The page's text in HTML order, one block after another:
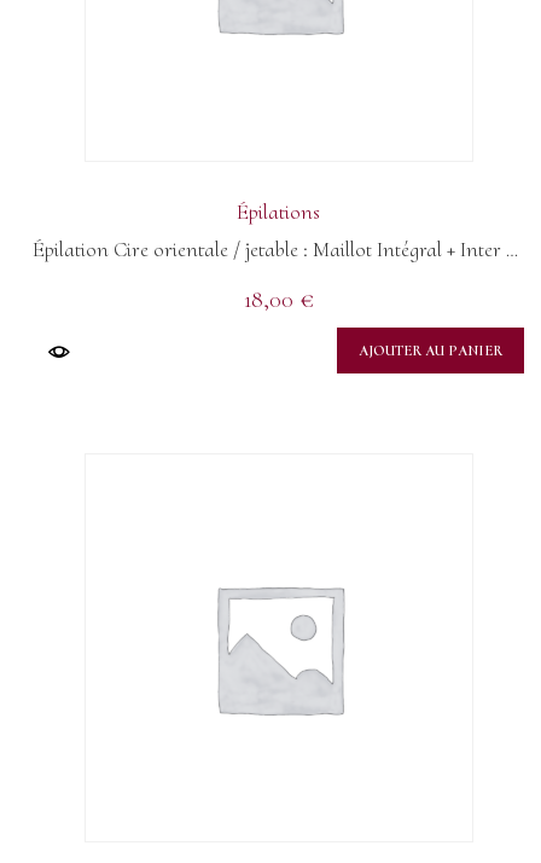
Épilations
Épilation Cire orientale / jetable : Maillot Intégral + Inter Fessier
18,00 €
AJOUTER AU PANIER